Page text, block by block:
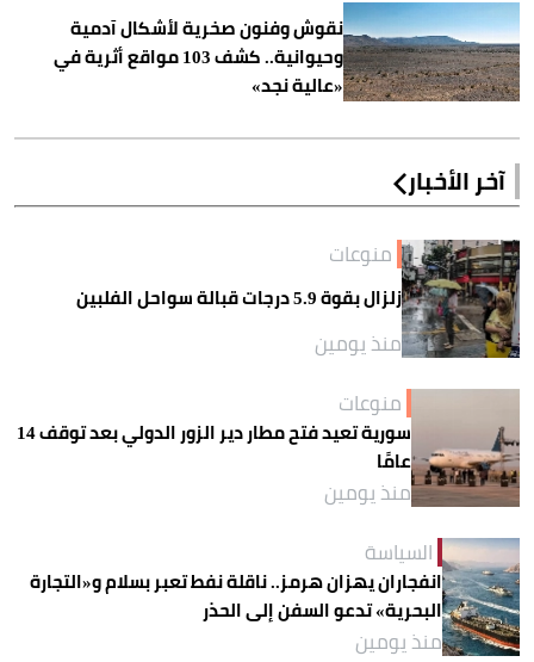
نقوش وفنون صخرية لأشكال آدمية
وحيوانية.. كشف 103 مواقع أثرية في
«عالية نجد»
آخر الأخبار
منوعات
زلزال بقوة 5.9 درجات قبالة سواحل الفلبين
منذ يومين
منوعات
سورية تعيد فتح مطار دير الزور الدولي بعد توقف 14
عامًا
منذ يومين
السياسة
انفجاران يهزان هرمز.. ناقلة نفط تعبر بسلام و«التجارة
البحرية» تدعو السفن إلى الحذر
منذ يومين